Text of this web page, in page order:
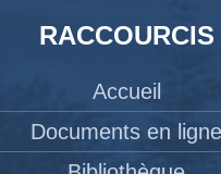
RACCOURCIS
Accueil
Documents en ligne